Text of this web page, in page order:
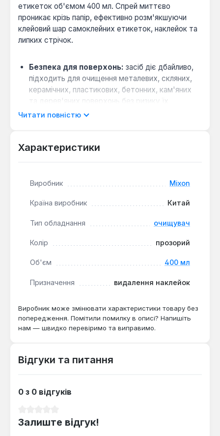
етикеток об'ємом 400 мл. Спрей миттєво
проникає крізь папір, ефективно розм'якшуючи
клейовий шар самоклейних етикеток, наклейок та
липких стрічок.
Безпека для поверхонь: засіб діє дбайливо,
підходить для очищення металевих, скляних,
керамічних, пластикових, бетонних, кам'яних
та дерев'яних поверхонь без ризику їх
пошкодження.
зачекати кілька хвилин і зняти етикетку;
Засіб Mixon призначений для використання у
техніки від заводських наклейок, вікон від слідів
скотчу або для оновлення вигляду меблів.
приміщень.
Читати повністю
Характеристики
Виробник Mixon
Країна виробник Китай
Тип обладнання очищувач
Колір прозорий
Об'єм 400 мл
Призначення видалення наклейок
Виробник може змінювати характеристики товару без
попередження. Помітили помилку в описі? Напишіть
нам — швидко перевіримо та виправимо.
Відгуки та питання
0 з 0 відгуків
Залиште відгук!